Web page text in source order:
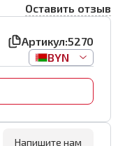
Оставить отзыв
Артикул:5270
BYN
Напишите нам